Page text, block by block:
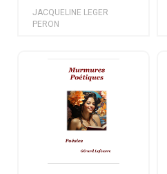
JACQUELINE LEGER
PERON